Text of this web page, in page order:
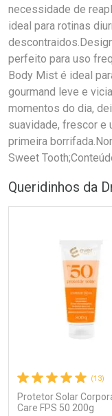
necessidade de
ideal para rotinas
perfeito para uso
Body Mist é ideal
gourmand leve e
momentos do dia,
suavidade, frescor e
primeira
Sweet
Queridinhos da
(13)
Protetor Solar
Care FPS 50 200g